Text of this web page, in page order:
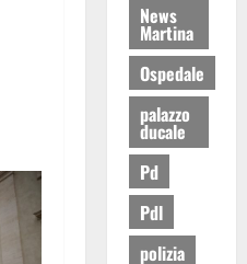
News
Martina
Ospedale
palazzo
ducale
Pd
Pdl
polizia